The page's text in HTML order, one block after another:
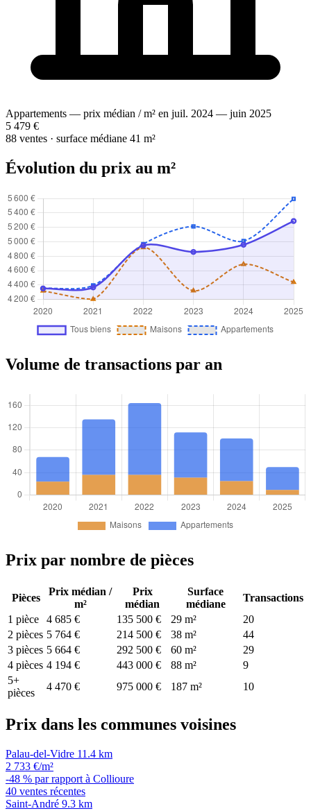
Appartements — prix médian / m² en juil. 2024 — juin 2025
5 479 €
88 ventes · surface médiane 41 m²
Évolution du prix au m²
Volume de transactions par an
Prix par nombre de pièces
Pièces
Prix médian /
m²
Prix
médian
Surface
médiane
Transactions
1 pièce
4 685 € 135 500 € 29 m²
20
2 pièces 5 764 € 214 500 € 38 m²
44
3 pièces 5 664 € 292 500 € 60 m²
29
4 pièces 4 194 € 443 000 € 88 m²
9
5+
pièces
4 470 € 975 000 € 187 m² 10
Prix dans les communes voisines
Palau-del-Vidre 11.4 km
2 733 €/m²
-48 % par rapport à Collioure
40 ventes récentes
Saint-André 9.3 km